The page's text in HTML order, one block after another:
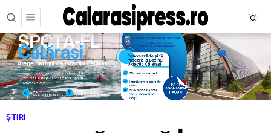
ȘTIRI